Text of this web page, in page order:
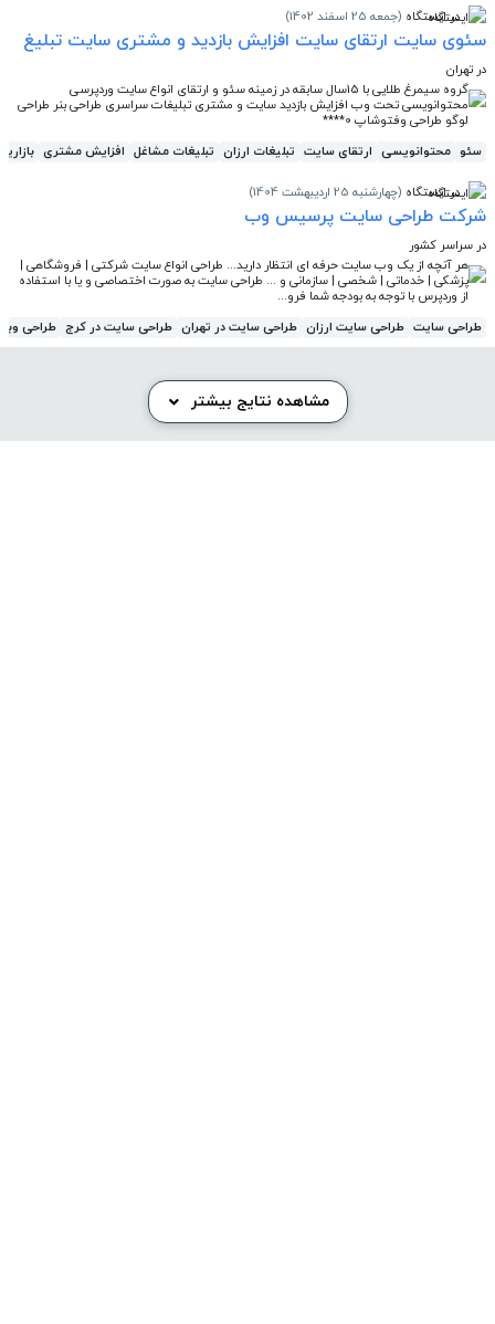
در ایستگاه (جمعه 25 اسفند 1402)
سئوی سایت ارتقای سایت افزایش بازدید و مشتری سایت تبلیغ
در تهران
گروه سیمرغ طلایی با 15سال سابقه در زمینه سئو و ارتقای انواع سایت وردپرسی
محتوانویسی تحت وب افزایش بازدید سایت و مشتری تبلیغات سراسری طراحی بنر طراحی
لوگو طراحی وفتوشاپ 0****
سئو محتوانویسی ارتقای سایت تبلیغات ارزان تبلیغات مشاغل افزایش مشتری
در ایستگاه (چهارشنبه 25 اردیبهشت 1404)
شرکت طراحی سایت پرسیس وب
در سراسر کشور
هر آنچه از یک وب سایت حرفه ای انتظار دارید... طراحی انواع سایت شرکتی | فروشگاهی |
پزشکی | خدماتی | شخصی | سازمانی و ... طراحی سایت به صورت اختصاصی و یا با استفاده
از وردپرس با توجه به بودجه شما فرو...
طراحی سایت طراحی سایت ارزان طراحی سایت در تهران طراحی سایت در کرج طراحی
مشاهده نتایج بیشتر